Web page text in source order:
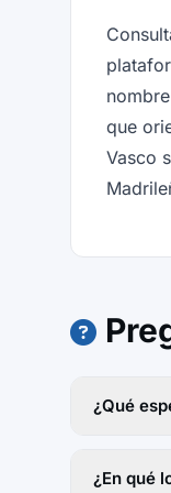
que
Vasco
¿Qué
¿En qué